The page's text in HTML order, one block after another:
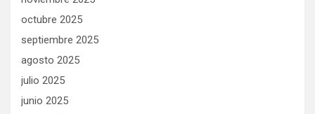
octubre 2025
septiembre 2025
agosto 2025
julio 2025
junio 2025